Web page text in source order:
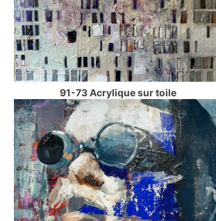
91-73 Acrylique sur toile